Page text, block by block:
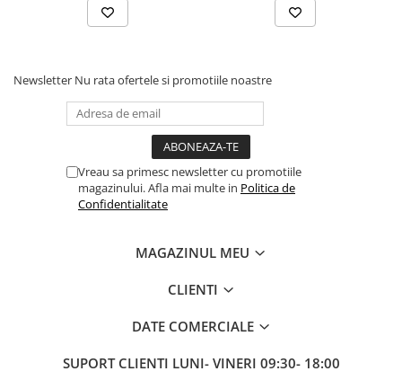
Fond de janta
Tija sa bicicleta
Coliere si cleme sa
Angrenaje bicicleta
Foi angrenaj
Schimbator de viteze bicicleta
Manete schimbator si frana
Newsletter Nu rata ofertele si promotiile noastre
Vreau sa primesc newsletter cu promotiile
magazinului. Afla mai multe in Politica de
Confidentialitate
MAGAZINUL MEU
CLIENTI
DATE COMERCIALE
SUPORT CLIENTI LUNI- VINERI 09:30- 18:00